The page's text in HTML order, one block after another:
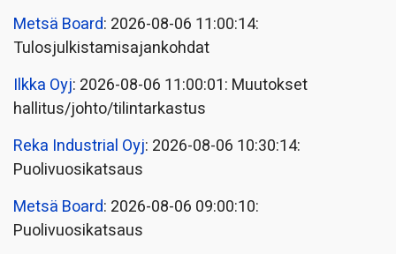
Metsä Board: 2026-08-06 11:00:14:
Tulosjulkistamisajankohdat
Ilkka Oyj: 2026-08-06 11:00:01: Muutokset
hallitus/johto/tilintarkastus
Reka Industrial Oyj: 2026-08-06 10:30:14:
Puolivuosikatsaus
Metsä Board: 2026-08-06 09:00:10:
Puolivuosikatsaus